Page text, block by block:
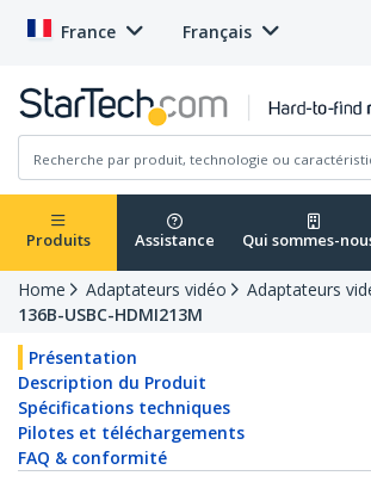
France Français
Produits Assistance Qui sommes-
Home Adaptateurs vidéo
Adaptateurs
136B-USBC-HDMI213M
Présentation
Description du Produit
Spécifications techniques
Pilotes et téléchargements
FAQ & conformité